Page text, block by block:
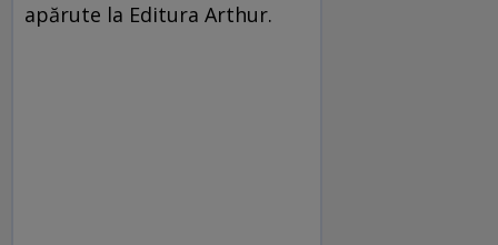
apărute la Editura Arthur.